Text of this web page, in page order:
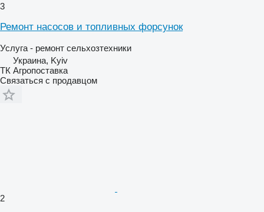
3
Ремонт насосов и топливных форсунок
Услуга - ремонт сельхозтехники
Украина, Kyiv
ТК Агропоставка
Связаться с продавцом
2